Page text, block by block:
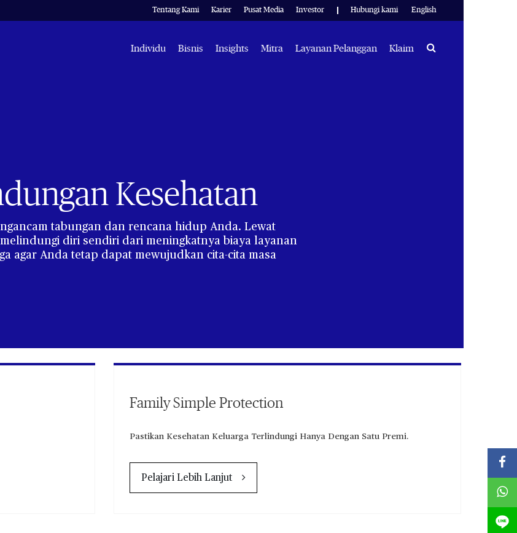
Tentang Kami Karier Pusat Media Investor Hubungi kami English
Individu Bisnis Insights Mitra Layanan Pelanggan Klaim Search
Kesehatan
tabungan dan rencana hidup Anda. Lewat
diri sendiri dari meningkatnya biaya layanan
agar Anda tetap dapat mewujudkan cita-cita masa
Family Simple Protection
Pastikan Kesehatan Keluarga Terlindungi Hanya Dengan Satu Premi.
Pelajari Lebih Lanjut